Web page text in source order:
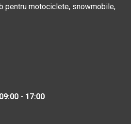
pentru motociclete, snowmobile,
- 17:00